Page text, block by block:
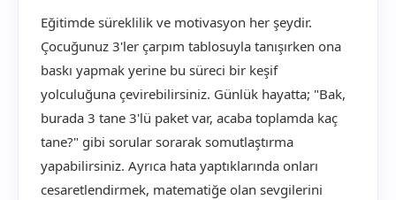
Eğitimde süreklilik ve motivasyon her şeydir.
Çocuğunuz 3'ler çarpım tablosuyla tanışırken ona
baskı yapmak yerine bu süreci bir keşif
yolculuğuna çevirebilirsiniz. Günlük hayatta; "Bak,
burada 3 tane 3'lü paket var, acaba toplamda kaç
tane?" gibi sorular sorarak somutlaştırma
yapabilirsiniz. Ayrıca hata yaptıklarında onları
cesaretlendirmek, matematiğe olan sevgilerini